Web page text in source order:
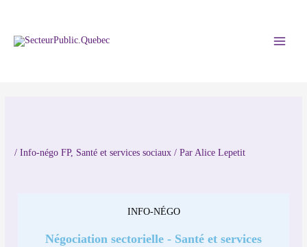
/Info-négo FP, Santé et services sociaux / ParAlice Lepetit
INFO-NÉGO
Négociation sectorielle - Santé et services